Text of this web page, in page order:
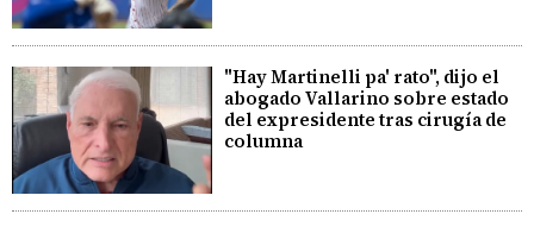
"Hay Martinelli pa' rato", dijo el
abogado Vallarino sobre estado
del expresidente tras cirugía de
columna